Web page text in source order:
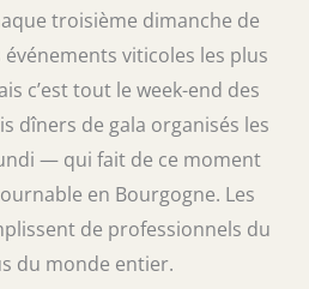
troisième dimanche de
événements viticoles les plus
c’est tout le week-end des
dîners de gala organisés les
— qui fait de ce moment
en Bourgogne. Les
de professionnels du
du monde entier.